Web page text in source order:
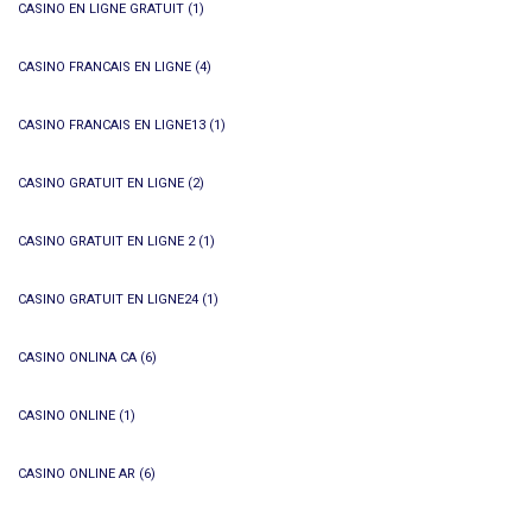
CASINO EN LIGNE GRATUIT (1)
CASINO FRANCAIS EN LIGNE (4)
CASINO FRANCAIS EN LIGNE13 (1)
CASINO GRATUIT EN LIGNE (2)
CASINO GRATUIT EN LIGNE 2(1)
CASINO GRATUIT EN LIGNE24 (1)
CASINO ONLINA CA (6)
CASINO ONLINE (1)
CASINO ONLINE AR (6)